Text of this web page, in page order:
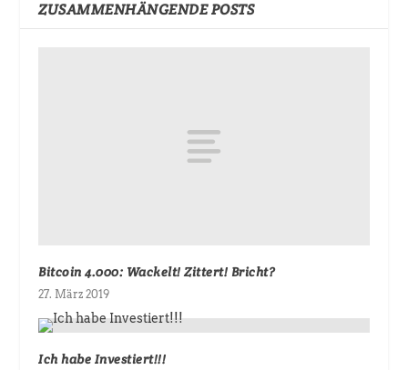
ZUSAMMENHÄNGENDE POSTS
Bitcoin 4.000: Wackelt! Zittert! Bricht?
27. März 2019
Ich habe Investiert!!!